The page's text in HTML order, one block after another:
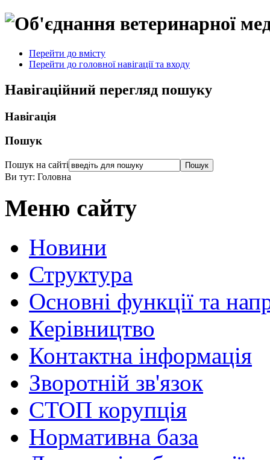
Перейти до вмісту
Перейти до головної навігації та входу
Навігаційний перегляд пошуку
Навігація
Пошук
Пошук на сайті
Ви тут: Головна
Меню сайту
Новини
Структура
Основні функції та
Керівництво
Контактна інформація
Зворотній зв'язок
СТОП корупція
Нормативна база